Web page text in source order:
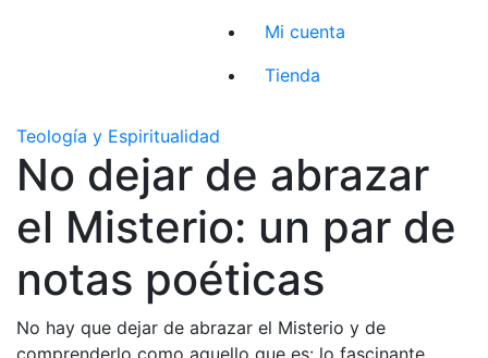
Mi cuenta
Tienda
Teología y Espiritualidad
No dejar de abrazar
el Misterio: un par de
notas poéticas
No hay que dejar de abrazar el Misterio y de
comprenderlo como aquello que es: lo fascinante.